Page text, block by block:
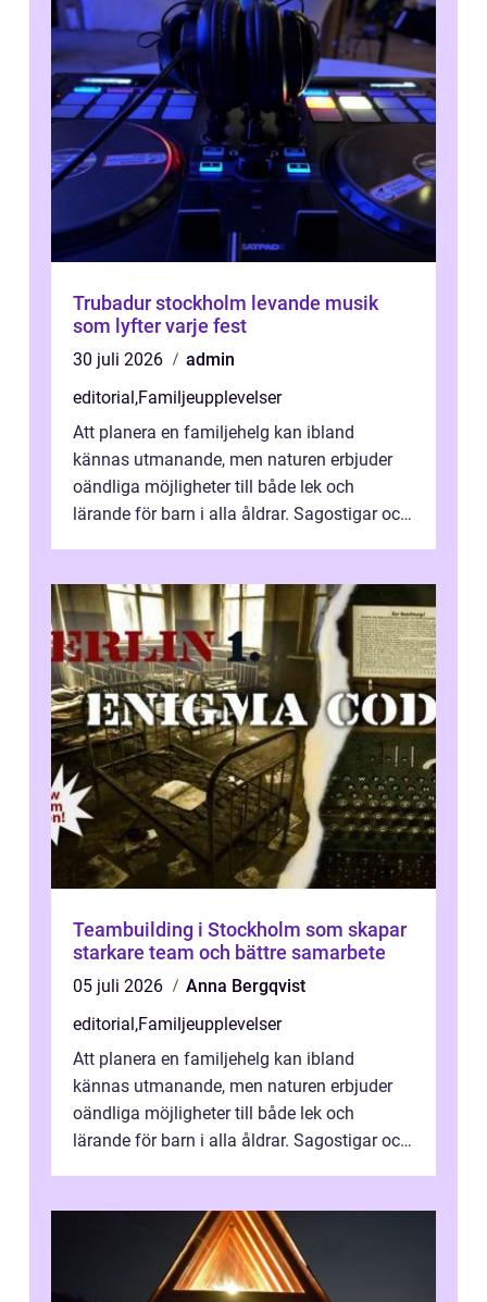
Trubadur stockholm levande musik
som lyfter varje fest
30 juli 2026
admin
editorial,Familjeupplevelser
Att planera en familjehelg kan ibland
kännas utmanande, men naturen erbjuder
oändliga möjligheter till både lek och
lärande för barn i alla åldrar. Sagostigar och
Teambuilding i Stockholm som skapar
starkare team och bättre samarbete
05 juli 2026
Anna Bergqvist
editorial,Familjeupplevelser
Att planera en familjehelg kan ibland
kännas utmanande, men naturen erbjuder
oändliga möjligheter till både lek och
lärande för barn i alla åldrar. Sagostigar och